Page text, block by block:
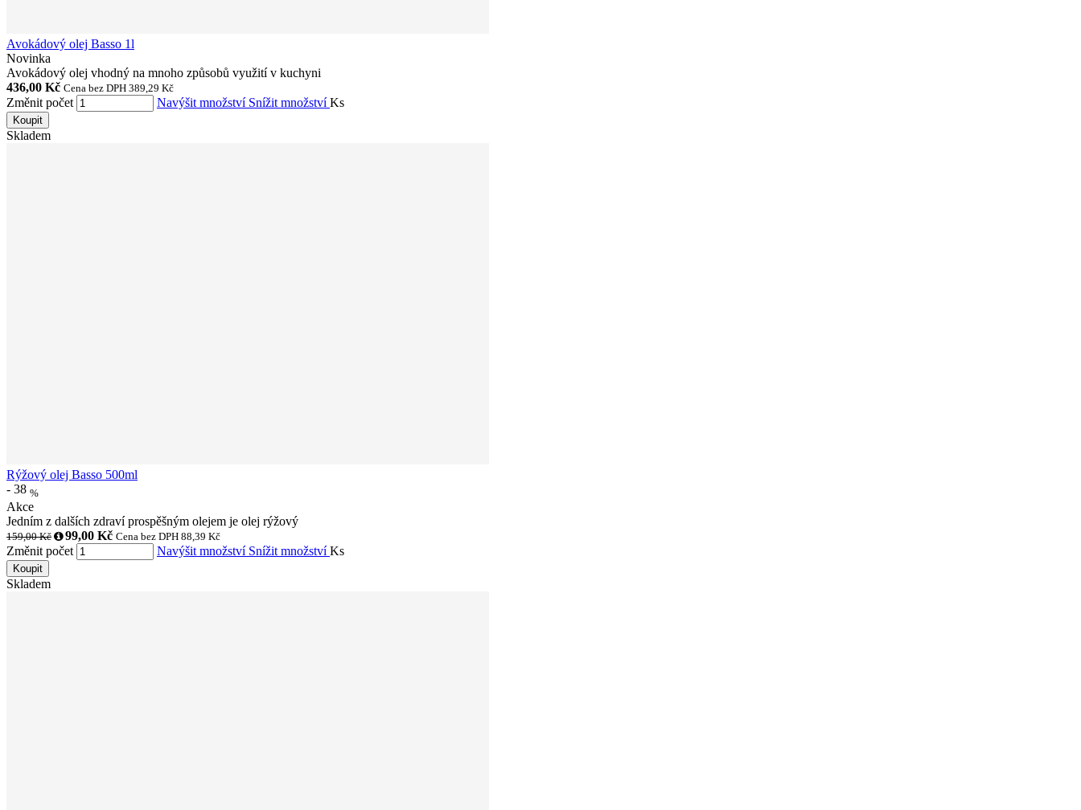
Avokádový olej Basso 1l
Novinka
Avokádový olej vhodný na mnoho způsobů využití v kuchyni
436,00 Kč Cena bez DPH 389,29 Kč
Změnit počet Navýšit množství Snížit množstvíKs
Koupit
Skladem
Rýžový olej Basso 500ml
- 38 %
Akce
Jedním z dalších zdraví prospěšným olejem je olej rýžový
159,00 Kč 99,00 Kč Cena bez DPH 88,39 Kč
Změnit počet Navýšit množství Snížit množstvíKs
Koupit
Skladem